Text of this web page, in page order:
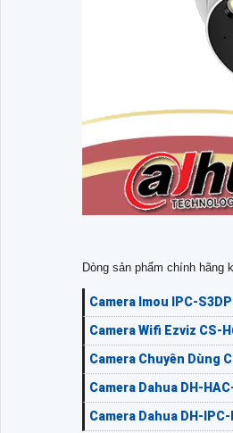
Dòng sản phẩm chính hãng
Camera Imou IPC-
Camera Wifi Ezviz CS-
Camera Chuyên Dùng
Camera Dahua DH-
Camera Dahua DH-